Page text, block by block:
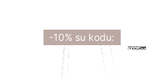
-10% su kodu: